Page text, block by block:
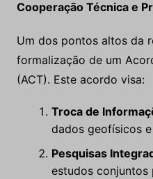
Cooperação Técnica e
Um dos pontos altos da
formalização de um
(ACT). Este acordo visa:
Troca de
dados geofísicos
Pesquisas
estudos conjuntos